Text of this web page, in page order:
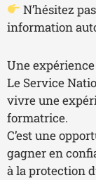
N’hésitez
information
Une
Le Service
vivre une
formatrice.
C’est une
gagner en
à la protection